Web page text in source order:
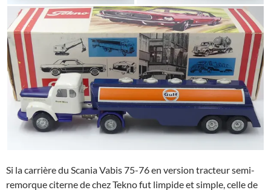
Si la carrière du Scania Vabis 75-76 en version tracteur semi-
remorque citerne de chez Tekno fut limpide et simple, celle de